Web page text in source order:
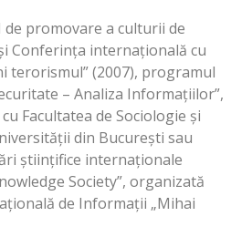
promovare a culturii de
Conferinţa internaţională cu
terorismul” (2007), programul
– Analiza Informaţiilor”,
Facultatea de Sociologie şi
din Bucureşti sau
științifice internaționale
Society”, organizată
de Informații „Mihai